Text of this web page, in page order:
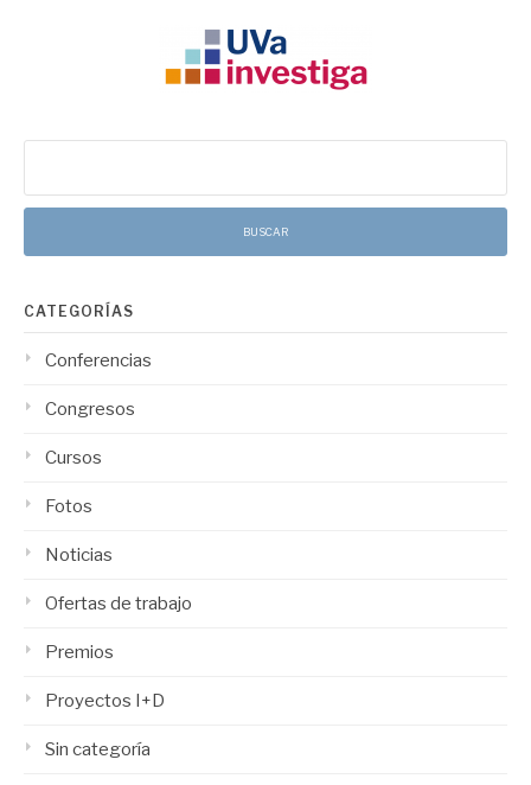
CATEGORÍAS
Conferencias
Congresos
Cursos
Fotos
Noticias
Ofertas de trabajo
Premios
Proyectos I+D
Sin categoría